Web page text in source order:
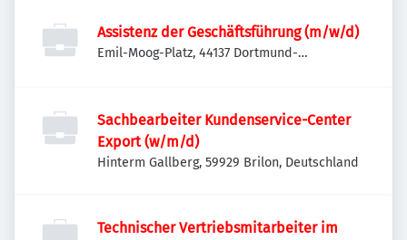
Assistenz der Geschäftsführung (m/w/d)
Emil-Moog-Platz, 44137 Dortmund-
Sachbearbeiter Kundenservice-Center
Export (w/m/d)
Hinterm Gallberg, 59929 Brilon, Deutschland
Technischer Vertriebsmitarbeiter im